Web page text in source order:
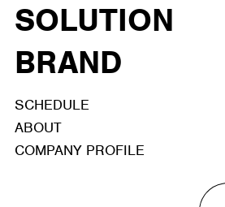
SOLUTION
BRAND
SCHEDULE
ABOUT
COMPANY PROFILE